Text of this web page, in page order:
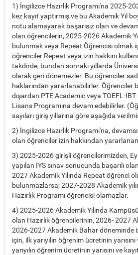
1) İngilizce Hazırlık Programı'na 2025-
kez kayıt yaptırmış ve bu Akademik Yıl
notu alamayarak başarısız olan ve
olan öğrencilerin, 2025-2026 Akademik
bulunmak veya Repeat Öğrencisi olmak
öğrenciler Repeat veya izin hakkını
takdirde, bundan sonraki yıllarda
olarak geri dönemezler. Bu öğrenciler
haklarından yararlanabilirler. Öğrenciler
dışardan PTE Academic veya TOEFL-
Lisans Programına devam edebilirler.
sayıları giriş yıllarına göre aşağıda
2) İngilizce Hazırlık Programı'na,
olan öğrenciler izin hakkından
3) 2025-2026 girişli öğrencilerimizden,
yapılan İYS sınav sonucunda başarılı
2027 Akademik Yılında Repeat öğrenci
bulunmazlarsa; 2027-2028 Akademik
Hazırlık Programı öğrencisi olamazlar.
4) 2025-2026 Akademik Yılında
olan Hazırlık öğrencilerinin, 2026- 2027
2026-2027 Akademik Bahar döneminde
için, ilk yarıyılın öğrenim ücretinin
yarıyılın öğrenim ücretinin yarısını ve